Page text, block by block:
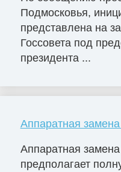
Подмосковья,
представлена на
Госсовета под
президента ...
Аппаратная
Аппаратная
предполагает